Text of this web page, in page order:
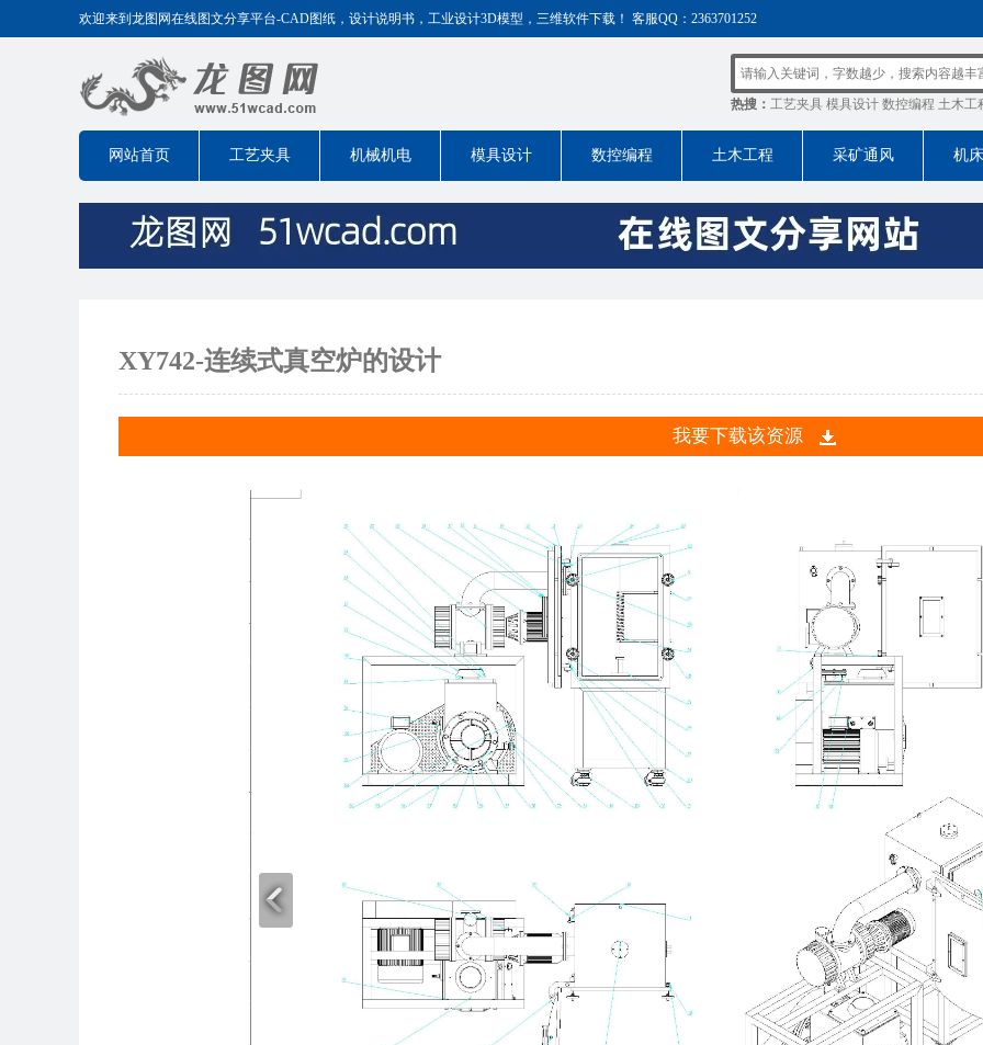
欢迎来到龙图网在线图文分享平台-CAD图纸，设计说明书，工业设计3D模型，三维软件下载！ 客服QQ：2363701252
热搜： 工艺夹具 模具设计 数控编程 土木工
网站首页 工艺夹具 机械机电 模具设计 数控编程 土木工程 采矿通风 机
XY742-连续式真空炉的设计
我要下载该资源